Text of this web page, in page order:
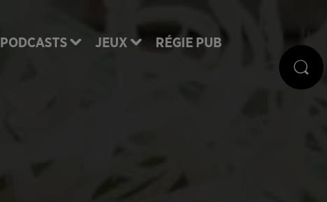
PODCASTS JEUX RÉGIE PUB